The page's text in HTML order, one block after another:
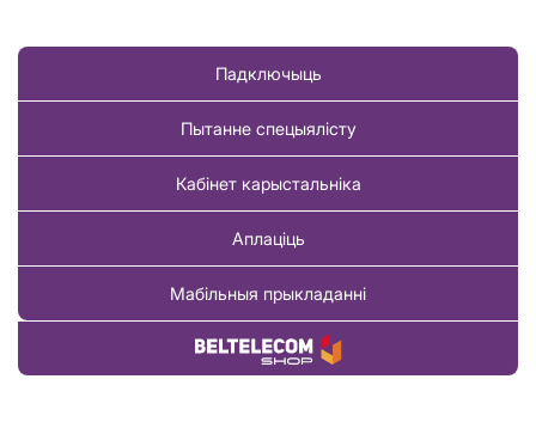
Падключыць
Пытанне спецыялісту
Кабінет карыстальніка
Аплаціць
Мабільныя прыкладанні
Купіць тавар